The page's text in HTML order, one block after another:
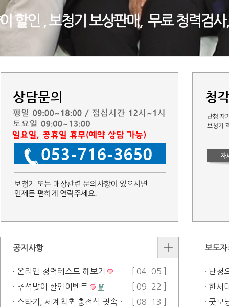
공지사항
· 온라인 청력테스트 해보기
[ 04. 05 ]
· 추석맞이 할인이벤트
[ 09. 22 ]
· 스타키, 세계최초 충전식 귓속형 인공…
[ 08. 13 ]
보도
· 난청